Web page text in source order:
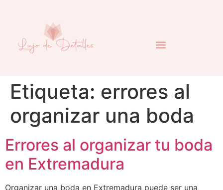
Etiqueta: errores al
organizar una boda
Errores al organizar tu boda
en Extremadura
Organizar una boda en Extremadura puede ser una